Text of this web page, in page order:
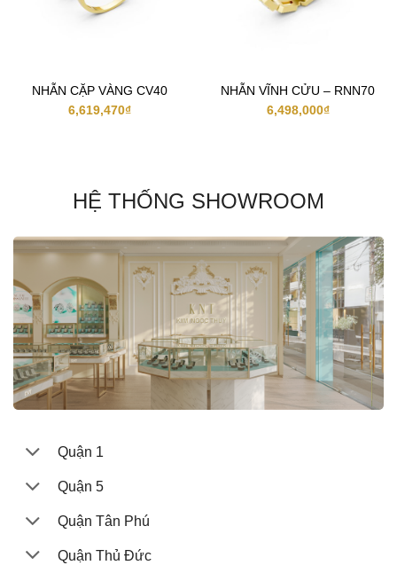
NHẪN CẶP VÀNG CV40
6,619,470₫
NHẪN VĨNH CỬU – RNN70
6,498,000₫
HỆ THỐNG SHOWROOM
Quận 1
Quận 5
Quận Tân Phú
Quận Thủ Đức